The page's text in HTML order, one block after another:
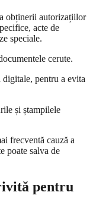
obținerii autorizațiilor
acte de
speciale.
cerute.
pentru a evita
și ștampilele
frecventă cauză a
poate salva de
pentru